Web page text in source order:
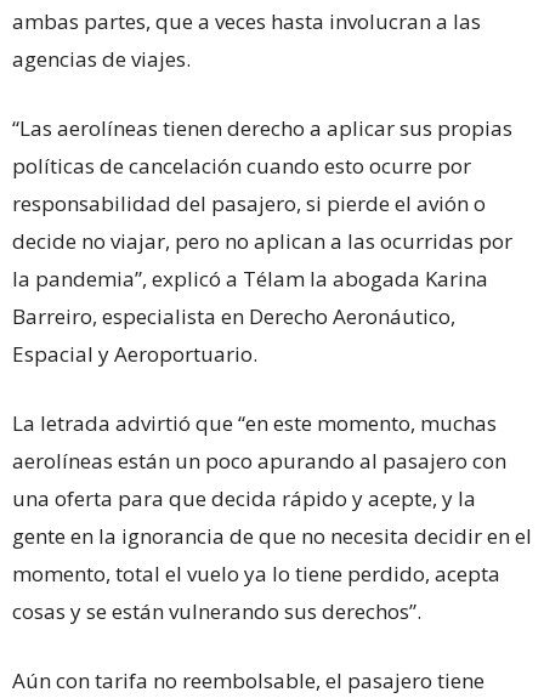
ambas partes, que a veces hasta involucran a las
agencias de viajes.
“Las aerolíneas tienen derecho a aplicar sus propias
políticas de cancelación cuando esto ocurre por
responsabilidad del pasajero, si pierde el avión o
decide no viajar, pero no aplican a las ocurridas por
la pandemia”, explicó a Télam la abogada Karina
Barreiro, especialista en Derecho Aeronáutico,
Espacial y Aeroportuario.
La letrada advirtió que “en este momento, muchas
aerolíneas están un poco apurando al pasajero con
una oferta para que decida rápido y acepte, y la
gente en la ignorancia de que no necesita decidir en el
momento, total el vuelo ya lo tiene perdido, acepta
cosas y se están vulnerando sus derechos”.
Aún con tarifa no reembolsable, el pasajero tiene